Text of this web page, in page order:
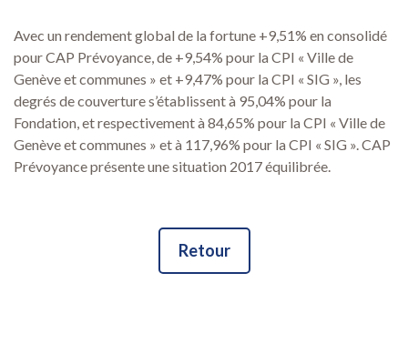
Avec un rendement global de la fortune +9,51% en consolidé
pour CAP Prévoyance, de +9,54% pour la CPI « Ville de
Genève et communes » et +9,47% pour la CPI « SIG », les
degrés de couverture s’établissent à 95,04% pour la
Fondation, et respectivement à 84,65% pour la CPI « Ville de
Genève et communes » et à 117,96% pour la CPI « SIG ». CAP
Prévoyance présente une situation 2017 équilibrée.
Retour